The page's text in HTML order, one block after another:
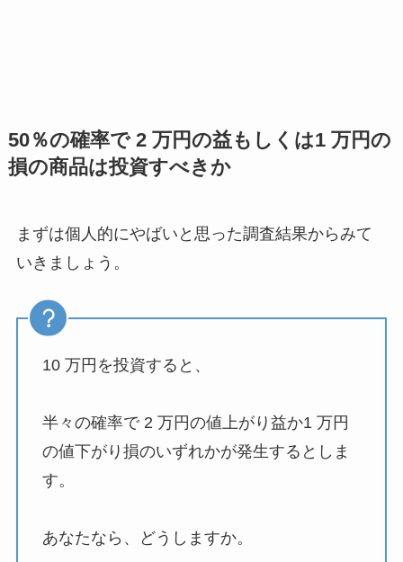
50％の確率で 2 万円の益もしくは1 万円の
損の商品は投資すべきか
まずは個人的にやばいと思った調査結果からみて
いきましょう。
10 万円を投資すると、
半々の確率で 2 万円の値上がり益か1 万円
の値下がり損のいずれかが発生するとしま
す。
あなたなら、どうしますか。